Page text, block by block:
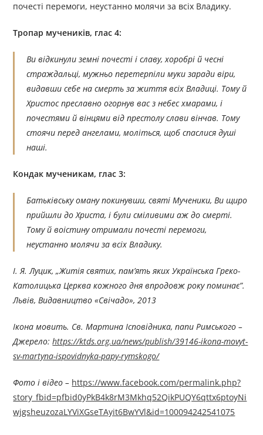
почесті перемоги, неустанно молячи за всіх Владику.
Тропар мучеників, глас 4:
Ви відкинули земні почесті і славу, хоробрі й чесні
страждальці, мужньо перетерпіли муки заради віри,
видавши себе на смерть за життя всіх Владиці. Тому й
Христос преславно огорнув вас з небес хмарами, і
почестями й вінцями від престолу слави вінчав. Тому
стоячи перед ангелами, моліться, щоб спаслися душі
наші.
Кондак мученикам, глас 3:
Батьківську оману покинувши, святі Мученики, Ви щиро
прийшли до Христа, і були сміливими аж до смерті.
Тому й воістину отримали почесті перемоги,
неустанно молячи за всіх Владику.
І. Я. Луцик, „Житія святих, пам’ять яких Українська Греко-
Католицька Церква кожного дня впродовж року поминає”.
Львів, Видавництво «Свічадо», 2013
Ікона мовить. Св. Мартина Ісповідника, папи Римського –
Джерелo:https://ktds.org.ua/news/publish/39146-ikona-movyt-
sv-martyna-ispovidnyka-papy-rymskogo/
Фото і відео – https://www.facebook.com/permalink.php?
story_fbid=pfbid0yPkB4k8rM3Mkhq52QikPUQY6qttx6ptoyNi
wjgsheuzozaLYViXGseTAyit6BwYVl&id=100094242541075